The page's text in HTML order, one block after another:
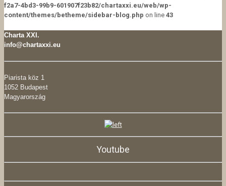
f2a7-4bd3-99b9-601907f23b82/chartaxxi.eu/web/wp-
content/themes/betheme/sidebar-blog.php on line 43
Charta XXI.
info@chartaxxi.eu
Piarista köz 1
1052 Budapest
Magyarország
Youtube